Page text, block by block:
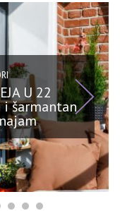
U 22
i šarmantan